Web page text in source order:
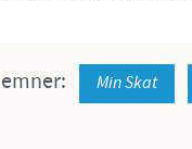
Min Skat